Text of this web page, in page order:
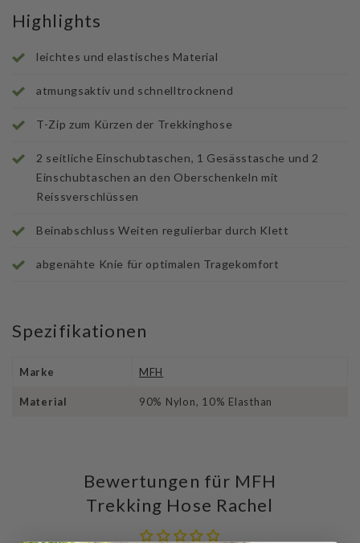
Highlights
leichtes und elastisches Material
atmungsaktiv und schnelltrocknend
T-Zip zum Kürzen der Trekkinghose
2 seitliche Einschubtaschen, 1 Gesässtasche und 2
Einschubtaschen an den Oberschenkeln mit
Reissverschlüssen
Beinabschluss Weiten regulierbar durch Klett
abgenähte Knie für optimalen Tragekomfort
Spezifikationen
Marke MFH
Material 90% Nylon, 10% Elasthan
Bewertungen für MFH
Trekking Hose Rachel